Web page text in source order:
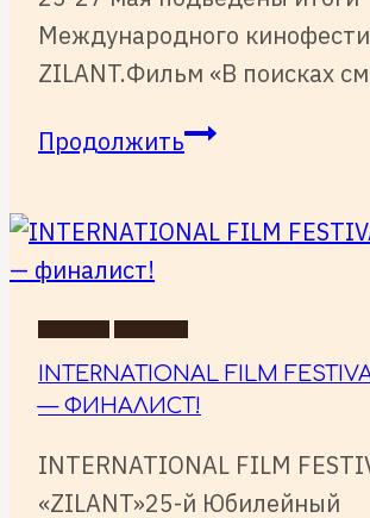
Международного
ZILANT.Фильм «В поисках
ПродолжитьИТОГИ
ZILANT
INTERNATIONAL FILM
— ФИНАЛИСТ!
INTERNATIONAL FILM
«ZILANT»25-й Юбилейный